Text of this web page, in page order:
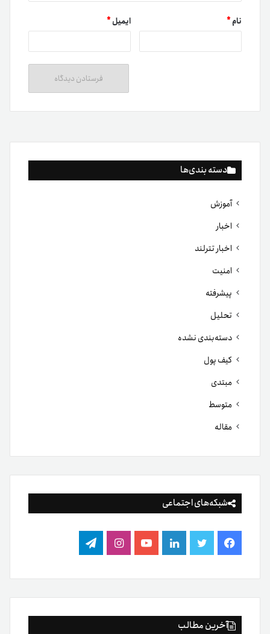
دسته بندی‌ها
آموزش
اخبار
اخبار تترلند
امنیت
پیشرفته
تحلیل
دسته‌بندی نشده
کیف پول
مبتدی
متوسط
مقاله
شبکه‌های اجتماعی
فیس
بوک
توییتر لینکدینیوتیوباینستاگرام
تلگرام
آخرین مطالب
نام* ایمیل*